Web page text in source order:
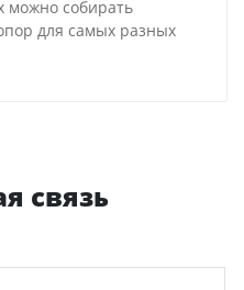
можно собирать
для самых разных
связь